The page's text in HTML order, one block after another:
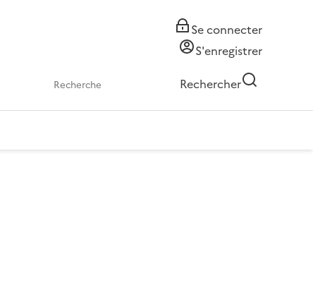
Se connecter
S'enregistrer
Rechercher